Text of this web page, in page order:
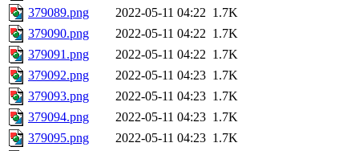
379089.png
2022-05-11 04:22 1.7K
379090.png
2022-05-11 04:22 1.7K
379091.png
2022-05-11 04:22 1.7K
379092.png
2022-05-11 04:23 1.7K
379093.png
2022-05-11 04:23 1.7K
379094.png
2022-05-11 04:23 1.7K
379095.png
2022-05-11 04:23 1.7K